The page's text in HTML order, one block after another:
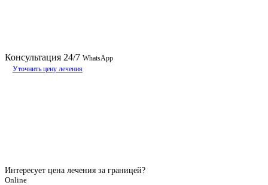
Консультация 24/7 WhatsApp
Уточнить цену лечения
Интересует цена лечения за границей?
Online